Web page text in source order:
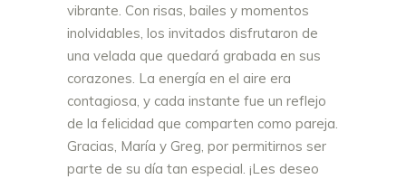
vibrante. Con risas, bailes y momentos
inolvidables, los invitados disfrutaron de
una velada que quedará grabada en sus
corazones. La energía en el aire era
contagiosa, y cada instante fue un reflejo
de la felicidad que comparten como pareja.
Gracias, María y Greg, por permitirnos ser
parte de su día tan especial. ¡Les deseo